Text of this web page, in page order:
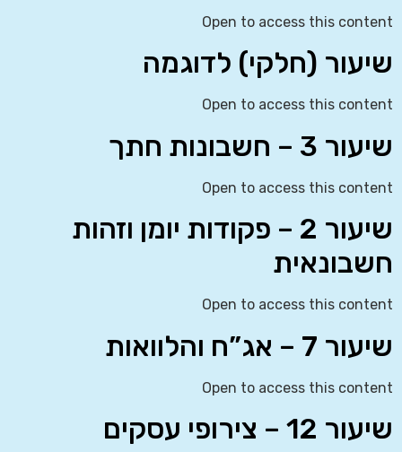
Open to access this content
שיעור (חלקי) לדוגמה
Open to access this content
שיעור 3 – חשבונות חתך
Open to access this content
שיעור 2 – פקודות יומן וזהות
חשבונאית
Open to access this content
שיעור 7 – אג”ח והלוואות
Open to access this content
שיעור 12 – צירופי עסקים